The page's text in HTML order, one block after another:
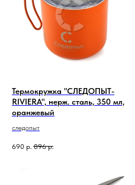
Термокружка "СЛЕДОПЫТ-
RIVIERA", нерж. сталь, 350 мл,
оранжевый
следопыт
690 р. 896 р.